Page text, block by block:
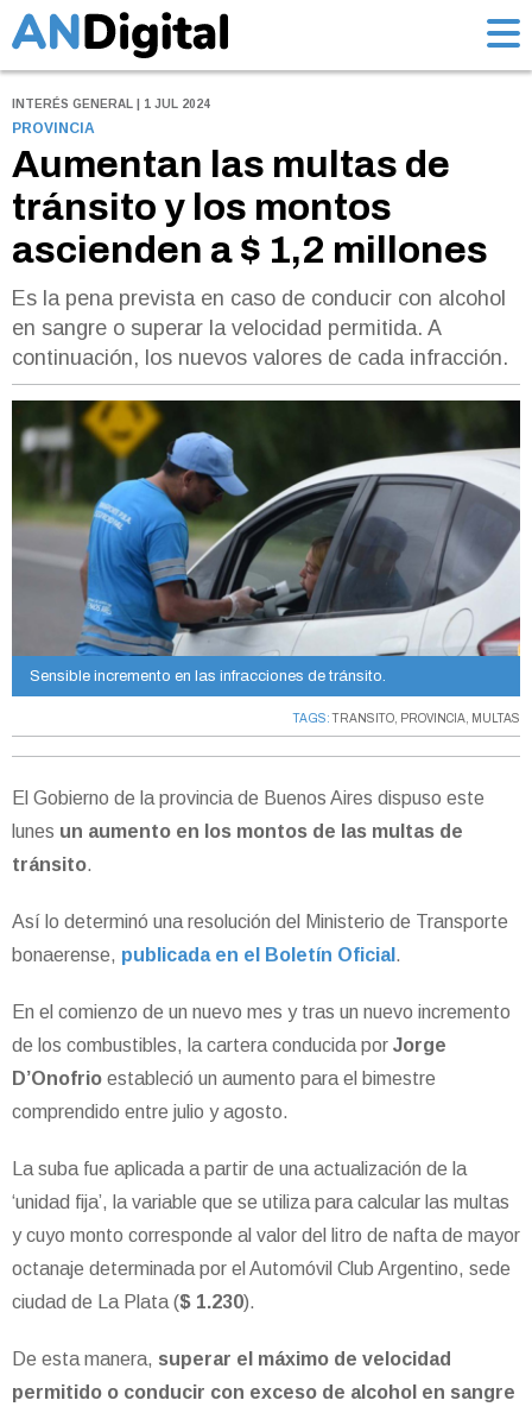
INTERÉS GENERAL | 1 JUL 2024
PROVINCIA
Aumentan las multas de
tránsito y los montos
ascienden a $ 1,2 millones
Es la pena prevista en caso de conducir con alcohol
en sangre o superar la velocidad permitida. A
continuación, los nuevos valores de cada infracción.
Sensible incremento en las infracciones de tránsito.
TAGS: TRANSITO, PROVINCIA, MULTAS
El Gobierno de la provincia de Buenos Aires dispuso este
lunes un aumento en los montos de las multas de
tránsito.
Así lo determinó una resolución del Ministerio de Transporte
bonaerense, publicada en el Boletín Oficial .
En el comienzo de un nuevo mes y tras un nuevo incremento
de los combustibles, la cartera conducida por Jorge
D’Onofrio estableció un aumento para el bimestre
comprendido entre julio y agosto.
La suba fue aplicada a partir de una actualización de la
‘unidad fija’, la variable que se utiliza para calcular las multas
y cuyo monto corresponde al valor del litro de nafta de mayor
octanaje determinada por el Automóvil Club Argentino, sede
ciudad de La Plata ($ 1.230).
De esta manera, superar el máximo de velocidad
permitido o conducir con exceso de alcohol en sangre